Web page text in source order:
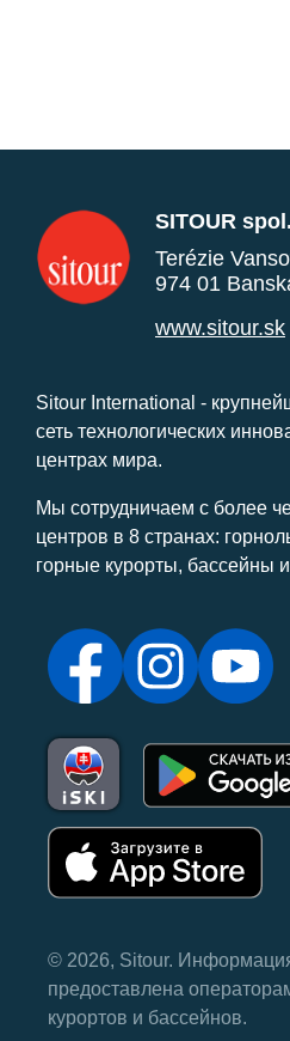
SITOUR
Terézie
974 01
www.sitour.sk
Sitour International -
сеть технологических
центрах мира.
Мы сотрудничаем с более
центров в 8 странах:
горные курорты, бассейны
© 2026, Sitour.
предоставлена
курортов и бассейнов.